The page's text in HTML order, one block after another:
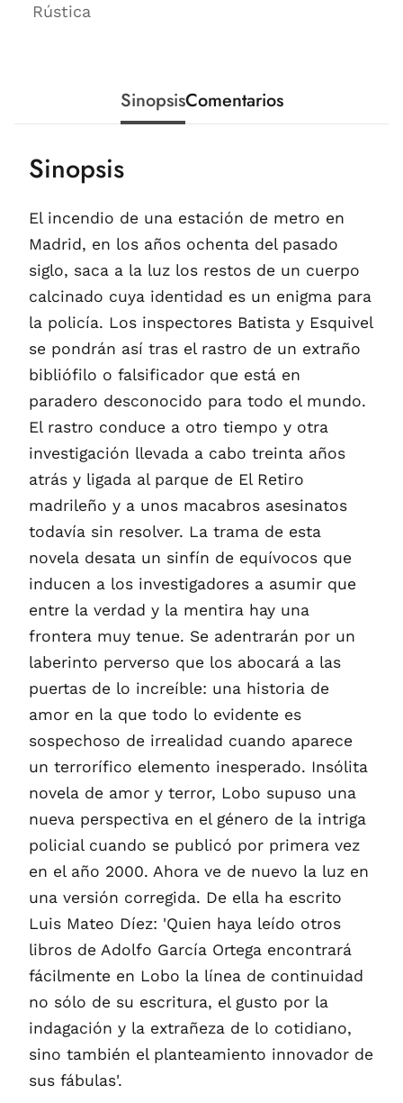
Rústica
SinopsisComentarios
Sinopsis
El incendio de una estación de metro en
Madrid, en los años ochenta del pasado
siglo, saca a la luz los restos de un cuerpo
calcinado cuya identidad es un enigma para
la policía. Los inspectores Batista y Esquivel
se pondrán así tras el rastro de un extraño
bibliófilo o falsificador que está en
paradero desconocido para todo el mundo.
El rastro conduce a otro tiempo y otra
investigación llevada a cabo treinta años
atrás y ligada al parque de El Retiro
madrileño y a unos macabros asesinatos
todavía sin resolver. La trama de esta
novela desata un sinfín de equívocos que
inducen a los investigadores a asumir que
entre la verdad y la mentira hay una
frontera muy tenue. Se adentrarán por un
laberinto perverso que los abocará a las
puertas de lo increíble: una historia de
amor en la que todo lo evidente es
sospechoso de irrealidad cuando aparece
un terrorífico elemento inesperado. Insólita
novela de amor y terror, Lobo supuso una
nueva perspectiva en el género de la intriga
policial cuando se publicó por primera vez
en el año 2000. Ahora ve de nuevo la luz en
una versión corregida. De ella ha escrito
Luis Mateo Díez: 'Quien haya leído otros
libros de Adolfo García Ortega encontrará
fácilmente en Lobo la línea de continuidad
no sólo de su escritura, el gusto por la
indagación y la extrañeza de lo cotidiano,
sino también el planteamiento innovador de
sus fábulas'.